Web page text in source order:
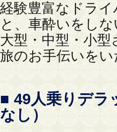
経験豊富なドラ
と、車酔いをし
大型・中型・小
旅のお手伝いをい
■ 49人乗りデラ
なし）